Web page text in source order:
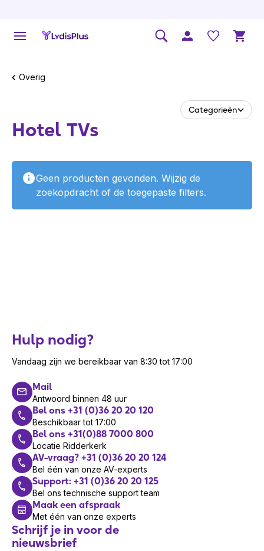
Overig
Categorieën
Hotel TVs
Geen producten gevonden. Wijzig de
zoekopdracht of de toegepaste filters.
Hulp nodig?
Vandaag zijn we bereikbaar van 8:30 tot 17:00
Mail
Antwoord binnen 48 uur
Bel ons +31 (0)36 20 20 120
Beschikbaar tot 17:00
Bel ons +31(0)88 7000 800
Locatie Ridderkerk
AV-vraag? +31 (0)36 20 20 124
Bel één van onze AV-experts
Support: +31 (0)36 20 20 125
Bel ons technische support team
Maak een afspraak
Met één van onze experts
Schrijf je in voor de
nieuwsbrief